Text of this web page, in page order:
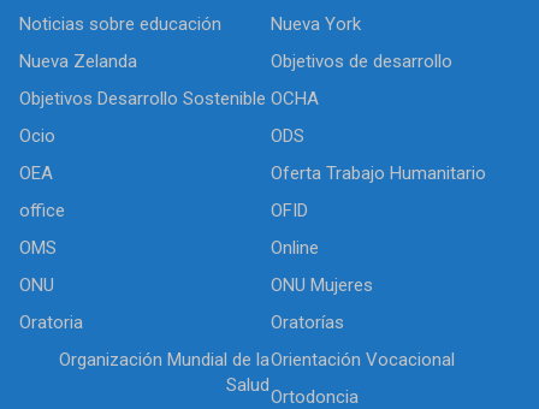
Noticias sobre educación
Nueva York
Nueva Zelanda
Objetivos de desarrollo
Objetivos Desarrollo Sostenible OCHA
Ocio
ODS
OEA
Oferta Trabajo Humanitario
office
OFID
OMS
Online
ONU
ONU Mujeres
Oratoria
Oratorías
Organización Mundial de la
Salud
Orientación Vocacional
Ortodoncia